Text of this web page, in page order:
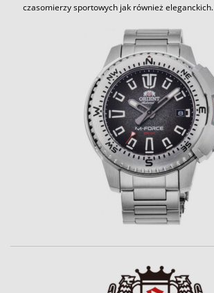
czasomierzy sportowych jak również eleganckich.